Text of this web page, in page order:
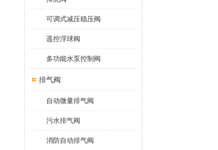
可调式减压稳压阀
遥控浮球阀
多功能水泵控制阀
排气阀
自动微量排气阀
污水排气阀
消防自动排气阀